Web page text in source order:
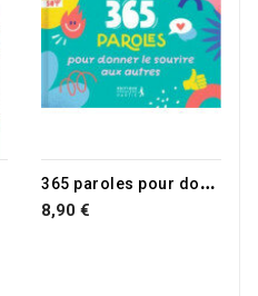
3
65 paroles pour donner le sourire aux autres
8,90 €